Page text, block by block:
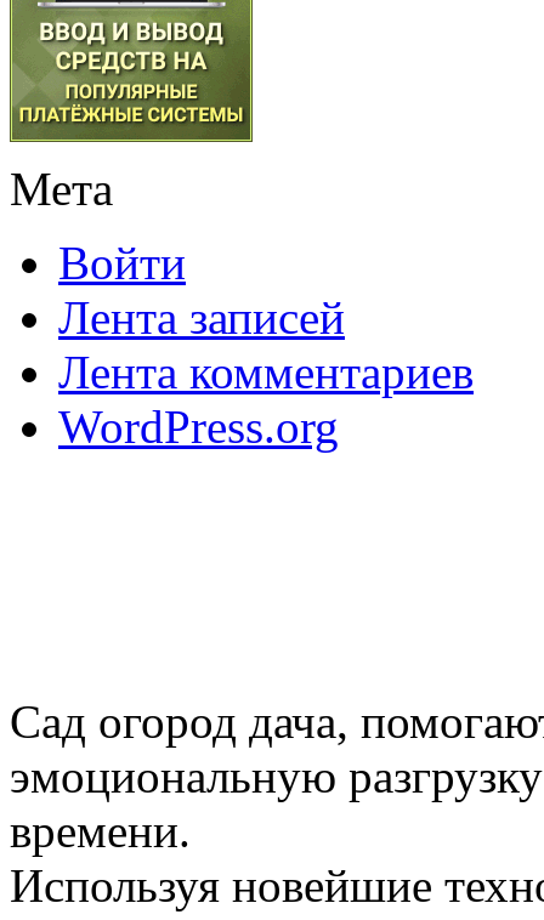
Мета
Войти
Лента записей
Лента комментариев
WordPress.org
Сад огород дача,
эмоциональную
времени.
Используя новейшие